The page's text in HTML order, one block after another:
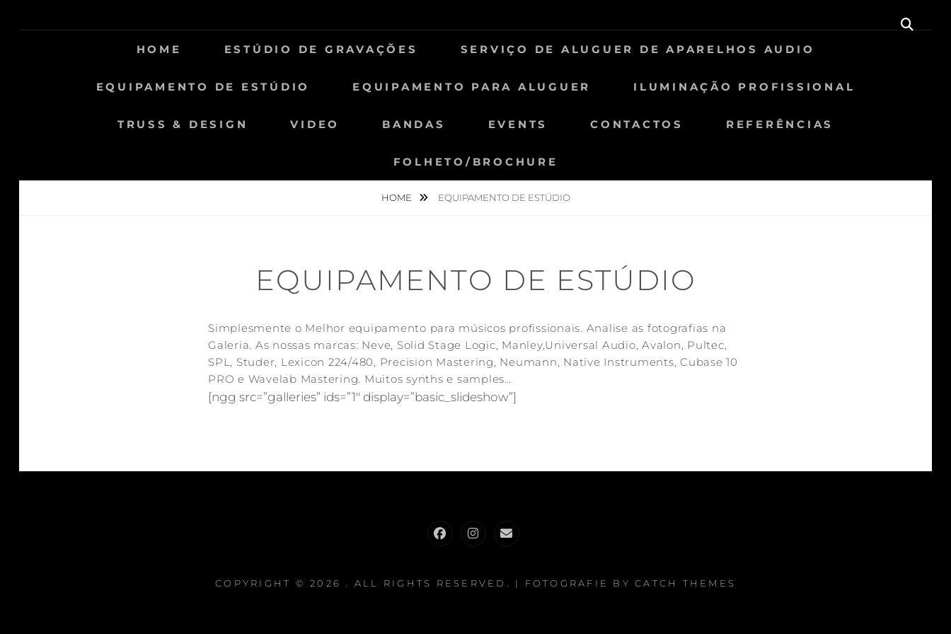
to
HOME ESTÚDIO DE GRAVAÇÕES SERVIÇO DE ALUGUER DE APARELHOS AUDIO
EQUIPAMENTO DE ESTÚDIO EQUIPAMENTO PARA ALUGUER ILUMINAÇÃO PROFISSIONAL
TRUSS & DESIGN VIDEO BANDAS EVENTS CONTACTOS REFERÊNCIAS
FOLHETO/BROCHURE
HOME EQUIPAMENTO DE ESTÚDIO
EQUIPAMENTO DE ESTÚDIO
Simplesmente o Melhor equipamento para músicos profissionais. Analise as fotografias na
Galeria. As nossas marcas: Neve, Solid Stage Logic, Manley,Universal Audio, Avalon, Pultec,
SPL, Studer, Lexicon 224/480, Precision Mastering, Neumann, Native Instruments, Cubase 10
PRO e Wavelab Mastering. Muitos synths e samples…
[ngg src=”galleries” ids=”1″ display=”basic_slideshow”]
COPYRIGHT © 2026 . ALL RIGHTS RESERVED. | FOTOGRAFIE BY CATCH THEMES